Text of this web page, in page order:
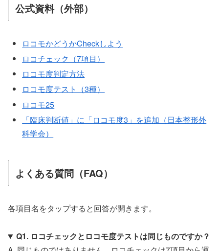
公式資料（外部）
ロコモかどうかCheckしよう
ロコチェック（7項目）
ロコモ度判定方法
ロコモ度テスト（3種）
ロコモ25
「臨床判断値」に「ロコモ度3」を追加（日本整形外
科学会）
よくある質問（FAQ）
各項目名をタップすると回答が開きます。
Q1. ロコチェックとロコモ度テストは同じものですか？